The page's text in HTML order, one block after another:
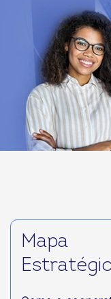
Mapa